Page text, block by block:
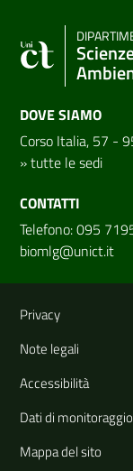
DOVE SIAMO
Corso Italia, 57 -
»tutte le sedi
CONTATTI
Telefono: 095
biomlg@unict.it
Link e
Privacy
Note legali
Accessibilità
Dati di monitoraggio
Mappa del sito